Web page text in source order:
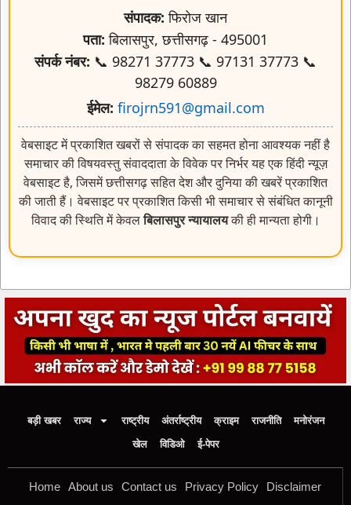
संपादक: फिरोज खान
पता: बिलासपुर, छत्तीसगढ़ - 495001
संपर्क नंबर: 📞 98271 37773 📞 97131 37773 📞
98279 60889
ईमेल: firojrn591@gmail.com
वेबसाइट में प्रकाशित खबरों से संपादक का सहमत होना आवश्यक नहीं है
समाचार की विषयवस्तु संवाददाता के विवेक पर निर्भर यह एक हिंदी न्यूज़
वेबसाइट है, जिसमें छत्तीसगढ़ सहित देश और दुनिया की खबरें प्रकाशित
की जाती हैं। वेबसाइट पर प्रकाशित किसी भी समाचार से संबंधित कानूनी
विवाद की स्थिति में केवलबिलासपुर न्यायालयकी ही मान्यता होगी।
बड़ी खबर राज्य राष्ट्रीय अंतर्राष्ट्रीय क्राइम राजनीति
मनोरंजन
खेल
विडिओ ई-पेपर
Home About us Contact us Privacy Policy
Disclaimer